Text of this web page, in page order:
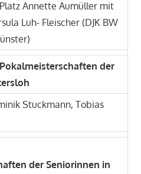
Platz Annette Aumüller mit
Luh- Fleischer (DJK BW
Pokalmeisterschaften der
Stuckmann, Tobias
der Seniorinnen in